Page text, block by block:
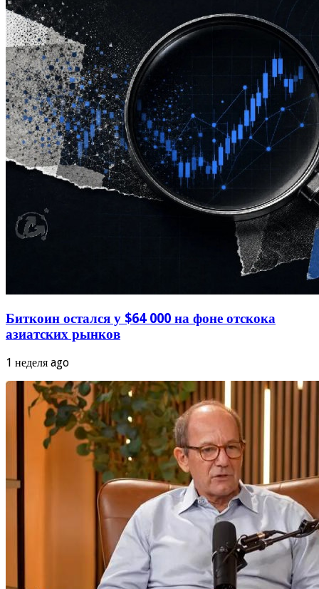
Биткоин остался у $64 000 на фоне отскока
азиатских рынков
1 неделя ago